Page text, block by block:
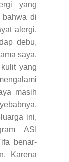
yang
bahwa di
alergi.
debu,
saya.
yang
masih
ini,
ASI
benar-
Karena